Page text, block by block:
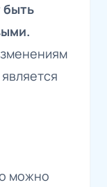
быть
можно